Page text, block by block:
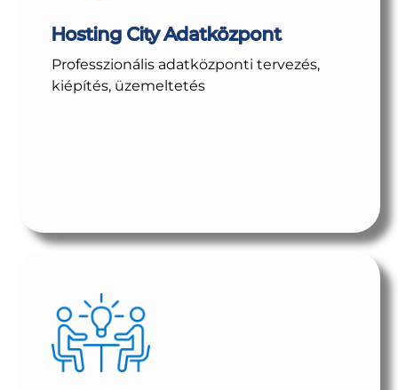
Hosting City Adatközpont
Professzionális adatközponti tervezés,
kiépítés, üzemeltetés